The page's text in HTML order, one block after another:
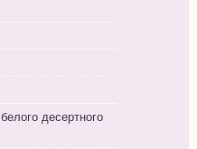
десертного